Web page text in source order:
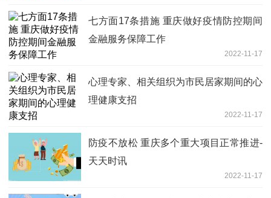
七方面17条措施 重庆做好疫情防控期间
金融服务保障工作
2022-11-17
心理专家、相关组织为市民居家期间的心
理健康支招
2022-11-17
防疫不放松 重庆多个重大项目正常推进-
天天时讯
2022-11-17